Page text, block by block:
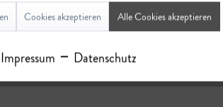
Cookies akzeptieren Alle Cookies akzeptieren
Impressum Datenschutz